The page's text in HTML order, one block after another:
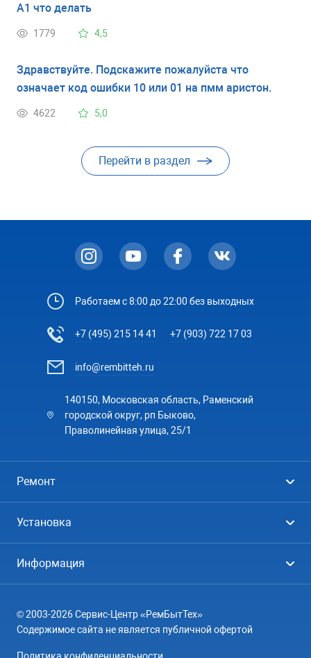
А1 что делать
1779 4,5
Здравствуйте. Подскажите пожалуйста что
означает код ошибки 10 или 01 на пмм аристон.
4622 5,0
Перейти в раздел
Работаем с 8:00 до 22:00 без выходных
+7 (495) 215 14 41 +7 (903) 722 17 03
info@rembitteh.ru
140150, Московская область, Раменский
городской округ, рп Быково,
Праволинейная улица, 25/1
Ремонт
Посудомоечные машины
Кондиционеры
Варочные панели
Установка
Кондиционеры
Информация
География
© 2003-2026 Сервис-Центр «РемБытТех»
Содержимое сайта не является публичной офертой
Политика конфиденциальности